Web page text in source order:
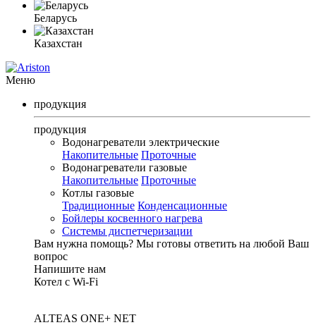
Беларусь
Казахстан
Меню
продукция
продукция
Водонагреватели электрические
Накопительные Проточные
Водонагреватели газовые
Накопительные Проточные
Котлы газовые
Традиционные Конденсационные
Бойлеры косвенного нагрева
Системы диспетчеризации
Вам нужна помощь? Мы готовы ответить на любой Ваш
вопрос
Напишите нам
Котел с Wi-Fi
ALTEAS ONE+ NET